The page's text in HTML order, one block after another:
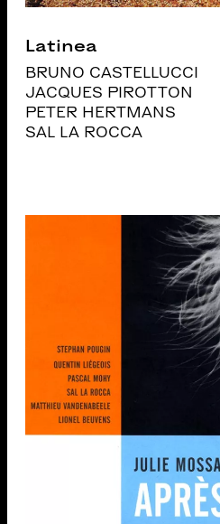
Latinea
BRUNO CASTELLUCCI
JACQUES PIROTTON
PETER HERTMANS
SAL LA ROCCA